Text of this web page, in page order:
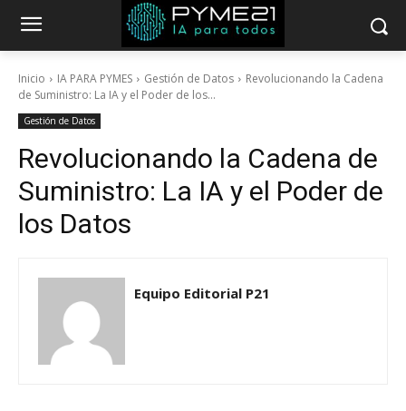
Inicio IA PARA PYMES Gestión de Datos
Revolucionando la Cadena
de Suministro: La IA y el Poder de los...
Gestión de Datos
Revolucionando la Cadena de
Suministro: La IA y el Poder de
los Datos
Equipo Editorial P21